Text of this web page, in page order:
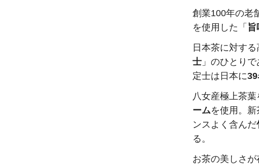
創業100年の老
を使用した「
日本茶に対す
士 」のひとりで
定士は日本に39
八女産極上茶葉
ームを使用。
ンスよく含んだ
る。
お茶の美しさ